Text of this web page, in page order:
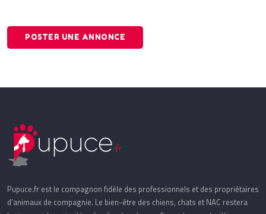
POSTER UNE ANNONCE
Pupuce.fr est le compagnon fidèle des professionnels et des propriétaires
d’animaux de compagnie. Le bien-être des chiens, chats et NAC restera